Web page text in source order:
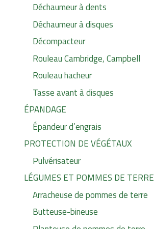
Déchaumeur à dents
Déchaumeur à disques
Décompacteur
Rouleau Cambridge, Campbell
Rouleau hacheur
Tasse avant à disques
ÉPANDAGE
Épandeur d’engrais
PROTECTION DE VÉGÉTAUX
Pulvérisateur
LÉGUMES ET POMMES DE TERRE
Arracheuse de pommes de terre
Butteuse-bineuse